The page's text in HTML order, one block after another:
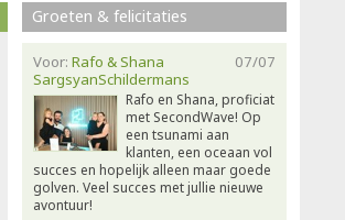
Groeten & felicitaties
07/07
Voor: Rafo & Shana
SargsyanSchildermans
Rafo en Shana, proficiat
met SecondWave! Op
een tsunami aan
klanten, een oceaan vol
succes en hopelijk alleen maar goede
golven. Veel succes met jullie nieuwe
avontuur!